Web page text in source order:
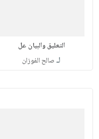
التعليق والبيان عل
لـ صالح الفوزان